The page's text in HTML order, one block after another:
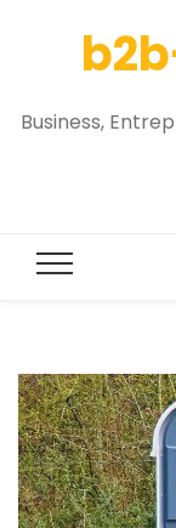
Business,